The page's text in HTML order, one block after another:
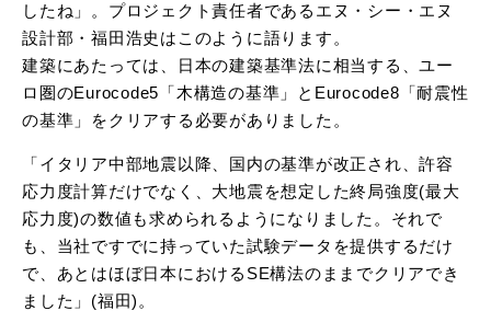
したね」。プロジェクト責任者であるエヌ・シー・エヌ
設計部・福田浩史はこのように語ります。
建築にあたっては、日本の建築基準法に相当する、ユー
ロ圏のEurocode5「木構造の基準」とEurocode8「耐震性
の基準」をクリアする必要がありました。
「イタリア中部地震以降、国内の基準が改正され、許容
応力度計算だけでなく、大地震を想定した終局強度(最大
応力度)の数値も求められるようになりました。それで
も、当社ですでに持っていた試験データを提供するだけ
で、あとはほぼ日本におけるSE構法のままでクリアでき
ました」(福田)。